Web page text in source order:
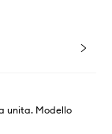
unita. Modello